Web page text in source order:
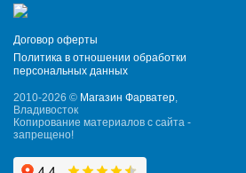
Договор оферты
Политика в отношении обработки
персональных данных
2010-2026 © Магазин Фарватер,
Владивосток
Копирование материалов с сайта -
запрещено!